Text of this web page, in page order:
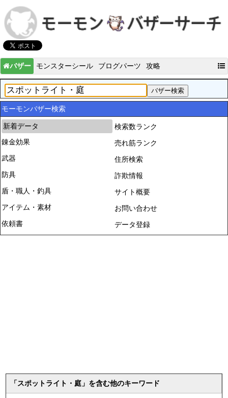
バザー モンスターシール ブログパーツ 攻略
モーモンバザー検索
新着データ
錬金効果
武器
防具
盾・職人・釣具
アイテム・素材
依頼書
検索数ランク
売れ筋ランク
住所検索
詐欺情報
サイト概要
お問い合わせ
データ登録
「スポットライト・庭」を含む他のキーワード